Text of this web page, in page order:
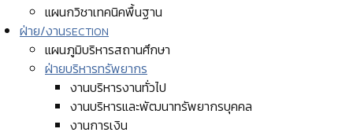
แผนกวิชาเทคนิคพื้นฐาน
ฝ่าย/งานSECTION
แผนภูมิบริหารสถานศึกษา
ฝ่ายบริหารทรัพยากร
งานบริหารงานทั่วไป
งานบริหารและพัฒนาทรัพยากรบุคคล
งานการเงิน